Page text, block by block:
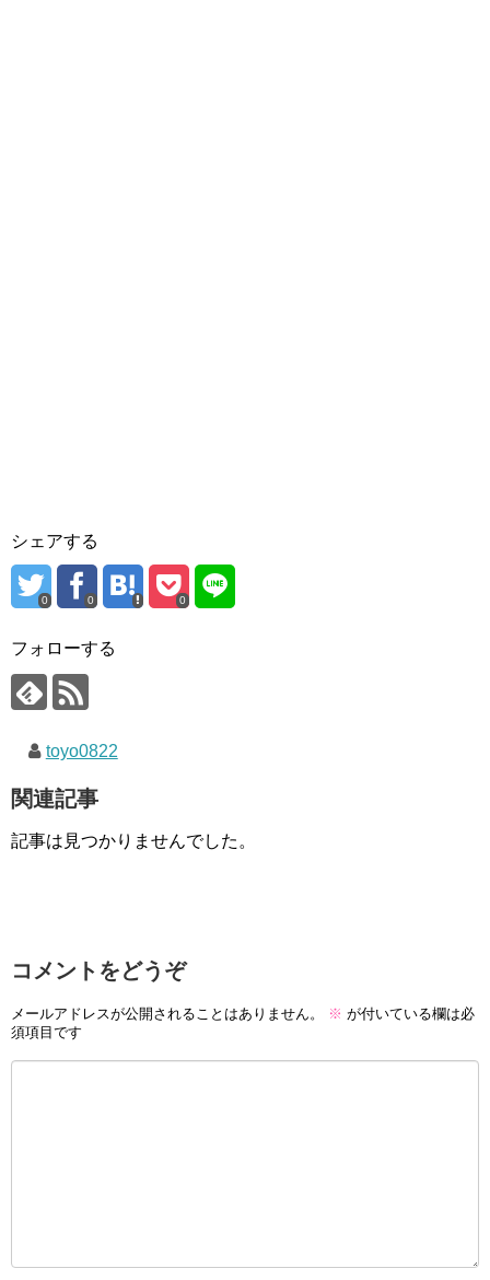
シェアする
0 0 0
フォローする
toyo0822
関連記事
記事は見つかりませんでした。
コメントをどうぞ
メールアドレスが公開されることはありません。 ※ が付いている欄は必
須項目です